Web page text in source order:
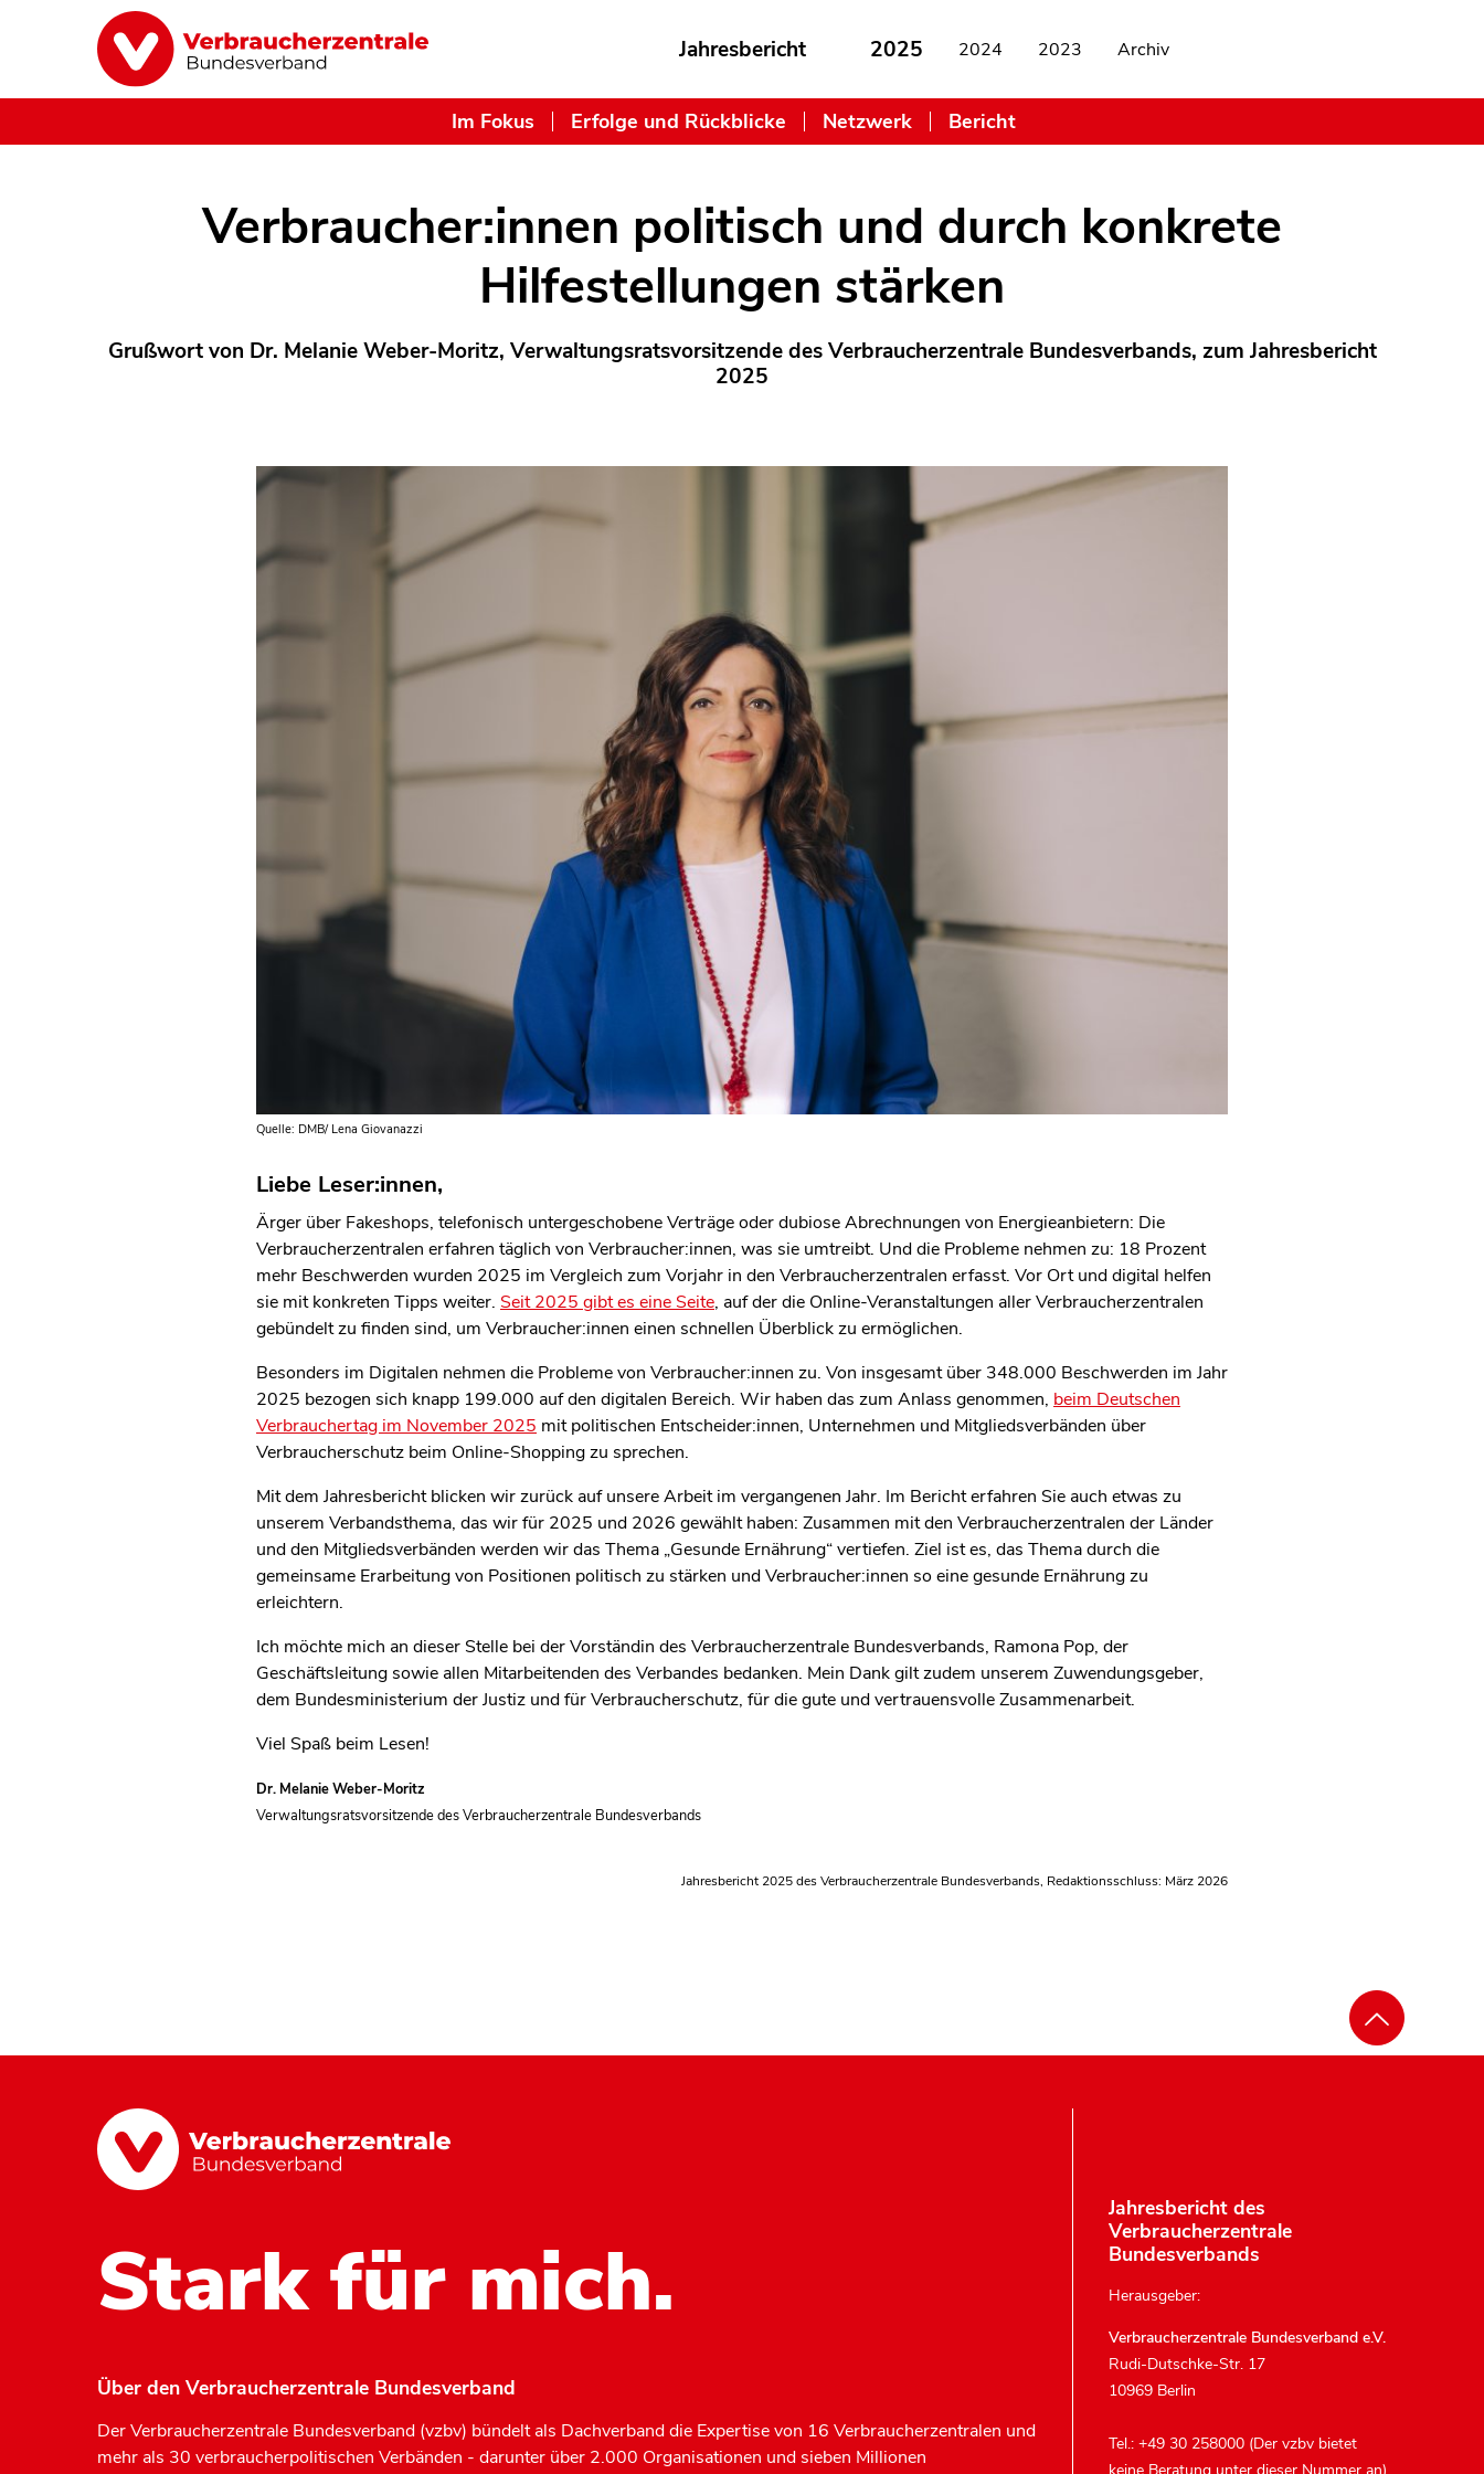
Jahresbericht 2025
Im Fokus Erfolge und Rückblicke Netzwerk Bericht
2024 2023 Archiv
Verbraucher:innen politisch und durch konkrete
Hilfestellungen stärken
Grußwort von Dr. Melanie Weber-Moritz, Verwaltungsratsvorsitzende des Verbraucherzentrale Bundesverbands, zum Jahresbericht
2025
Quelle: DMB/ Lena Giovanazzi
Liebe Leser:innen,
Ärger über Fakeshops, telefonisch untergeschobene Verträge oder dubiose Abrechnungen von Energieanbietern: Die
Verbraucherzentralen erfahren täglich von Verbraucher:innen, was sie umtreibt. Und die Probleme nehmen zu: 18 Prozent
mehr Beschwerden wurden 2025 im Vergleich zum Vorjahr in den Verbraucherzentralen erfasst. Vor Ort und digital helfen
sie mit konkreten Tipps weiter. Seit 2025 gibt es eine Seite, auf der die Online-Veranstaltungen aller Verbraucherzentralen
gebündelt zu finden sind, um Verbraucher:innen einen schnellen Überblick zu ermöglichen.
Besonders im Digitalen nehmen die Probleme von Verbraucher:innen zu. Von insgesamt über 348.000 Beschwerden im Jahr
2025 bezogen sich knapp 199.000 auf den digitalen Bereich. Wir haben das zum Anlass genommen, beim Deutschen
Verbrauchertag im November 2025 mit politischen Entscheider:innen, Unternehmen und Mitgliedsverbänden über
Verbraucherschutz beim Online-Shopping zu sprechen.
Mit dem Jahresbericht blicken wir zurück auf unsere Arbeit im vergangenen Jahr. Im Bericht erfahren Sie auch etwas zu
unserem Verbandsthema, das wir für 2025 und 2026 gewählt haben: Zusammen mit den Verbraucherzentralen der Länder
und den Mitgliedsverbänden werden wir das Thema „Gesunde Ernährung“ vertiefen. Ziel ist es, das Thema durch die
gemeinsame Erarbeitung von Positionen politisch zu stärken und Verbraucher:innen so eine gesunde Ernährung zu
erleichtern.
Ich möchte mich an dieser Stelle bei der Vorständin des Verbraucherzentrale Bundesverbands, Ramona Pop, der
Geschäftsleitung sowie allen Mitarbeitenden des Verbandes bedanken. Mein Dank gilt zudem unserem Zuwendungsgeber,
dem Bundesministerium der Justiz und für Verbraucherschutz, für die gute und vertrauensvolle Zusammenarbeit.
Viel Spaß beim Lesen!
Dr. Melanie Weber-Moritz
Verwaltungsratsvorsitzende des Verbraucherzentrale Bundesverbands
Jahresbericht 2025 des Verbraucherzentrale Bundesverbands, Redaktionsschluss: März 2026
Stark für mich.
Über den Verbraucherzentrale Bundesverband
Der Verbraucherzentrale Bundesverband (vzbv) bündelt als Dachverband die Expertise von 16 Verbraucherzentralen und
mehr als 30 verbraucherpolitischen Verbänden - darunter über 2.000 Organisationen und sieben Millionen
Jahresbericht des
Verbraucherzentrale
Bundesverbands
Herausgeber:
Verbraucherzentrale Bundesverband e.V.
Rudi-Dutschke-Str. 17
10969 Berlin
Tel.: +49 30 258000 (Der vzbv bietet